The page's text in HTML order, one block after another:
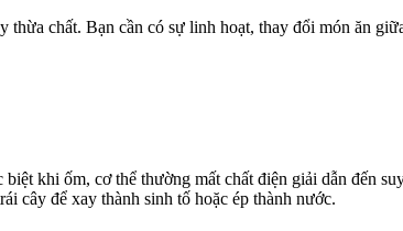
chất. Bạn cần có sự linh hoạt, thay đổi món ăn
khi ốm, cơ thể thường mất chất điện giải dẫn đến
cây để xay thành sinh tố hoặc ép thành nước.